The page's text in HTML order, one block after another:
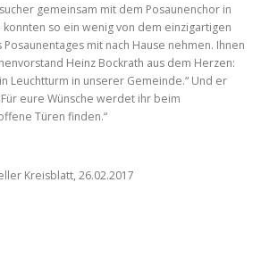
gemeinsam mit dem Posaunenchor in
so ein wenig von dem einzigartigen
mit nach Hause nehmen. Ihnen
Heinz Bockrath aus dem Herzen:
Leuchtturm in unserer Gemeinde.“ Und er
eure Wünsche werdet ihr beim
Türen finden.“
Kreisblatt, 26.02.2017